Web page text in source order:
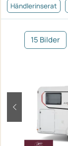
Händlerinserat
15 Bilder
zurück